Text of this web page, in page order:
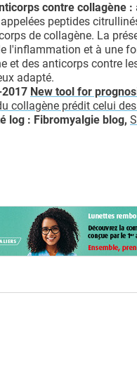
contre collagène :
peptides
de collagène. La
l'inflammation et à une
et des anticorps contre
adapté.
New tool for
collagène prédit celui
log : Fibromyalgie blog,